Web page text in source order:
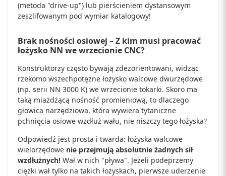
(metoda "drive-up") lub pierścieniem dystansowym
zeszlifowanym pod wymiar katalogowy!
Brak nośności osiowej – Z kim musi pracować
łożysko NN we wrzecionie CNC?
Konstruktorzy często bywają zdezorientowani, widząc
rzekomo wszechpotężne łożysko walcowe dwurzędowe
(np. serii NN 3000 K) we wrzecionie tokarki. Skoro ma
taką miażdżącą nośność promieniową, to dlaczego
głowica narzędziowa, która wywiera tytaniczne
pchnięcia osiowe wzdłuż wału, nie niszczy tego łożyska?
Odpowiedź jest prosta i twarda: łożyska walcowe
wielorzędowe nie przejmują absolutnie żadnych sił
wzdłużnych! Wał w nich "pływa". Jeżeli podeprzemy
ciężki wał tylko na takich łożyskach, pierwsze uderzenie